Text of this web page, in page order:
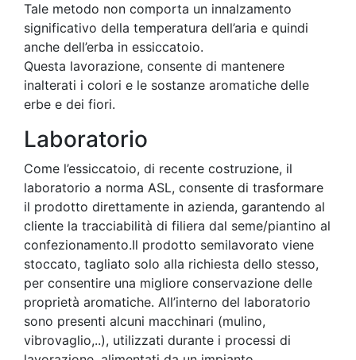
Tale metodo non comporta un innalzamento
significativo della temperatura dell’aria e quindi
anche dell’erba in essiccatoio.
Questa lavorazione, consente di mantenere
inalterati i colori e le sostanze aromatiche delle
erbe e dei fiori.
Laboratorio
Come l’essiccatoio, di recente costruzione, il
laboratorio a norma ASL, consente di trasformare
il prodotto direttamente in azienda, garantendo al
cliente la tracciabilità di filiera dal seme/piantino al
confezionamento.Il prodotto semilavorato viene
stoccato, tagliato solo alla richiesta dello stesso,
per consentire una migliore conservazione delle
proprietà aromatiche. All’interno del laboratorio
sono presenti alcuni macchinari (mulino,
vibrovaglio,..), utilizzati durante i processi di